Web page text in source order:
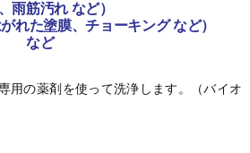
雨筋汚れ など）
れた塗膜、チョーキング など）
ど
用の薬剤を使って洗浄します。（バイオ